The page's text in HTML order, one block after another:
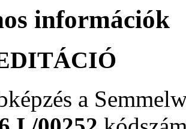
információk
a